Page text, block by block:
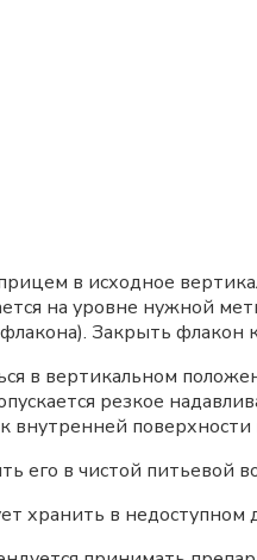
в исходное
на уровне нужной
Закрыть флакон
в вертикальном
резкое
внутренней
в чистой питьевой
хранить в недоступном